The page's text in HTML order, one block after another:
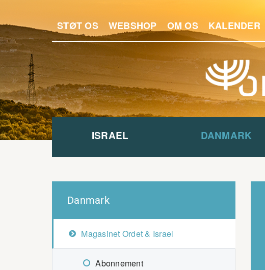
STØT OS WEBSHOP OM OS KALENDER
ISRAEL DANMARK
Danmark
Magasinet Ordet & Israel
Abonnement